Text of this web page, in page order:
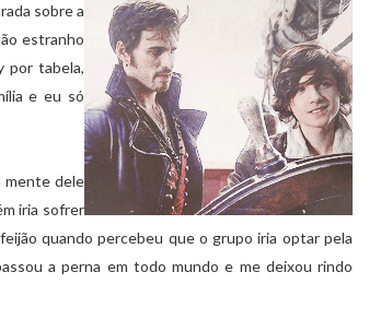
sobre a
estranho
por tabela,
e eu só
mente dele
iria sofrer
quando percebeu que o grupo iria optar pela
a perna em todo mundo e me deixou rindo